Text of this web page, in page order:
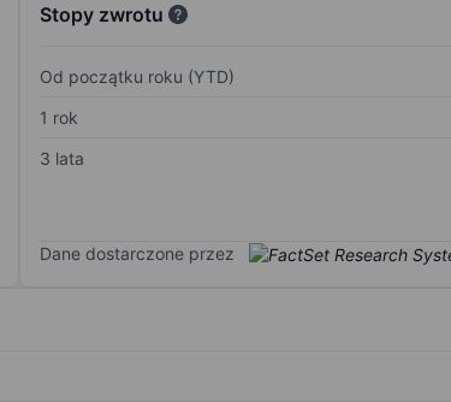
Stopy zwrotu
Od początku roku (YTD)
1 rok
3 lata
Dane dostarczone przez